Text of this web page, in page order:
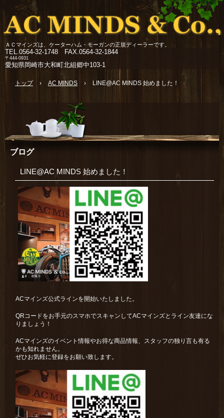
ＡＣマインズは、ケーターハム・モーガンの正規ディーラーです。
TEL.0564-32-1748 FAX.0564-32-1844
〒444-0931
愛知県岡崎市大和町北組郷中103-1
トップ › AC MINDS › LINE@AC MINDS 始めました！
ブログ
LINE@AC MINDS 始めました！
ACマインズ公式ラインを開始いたしました。
QRコードをお手元のスマホでスキャンしてACマインズとライン友達にな
りましょう！
ACマインズのイベント情報やお得な商品情報、スタッフの独り言も有る
かも知れません。
ぜひお気軽に登録をお願い致します。